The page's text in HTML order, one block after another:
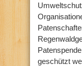
geschützt